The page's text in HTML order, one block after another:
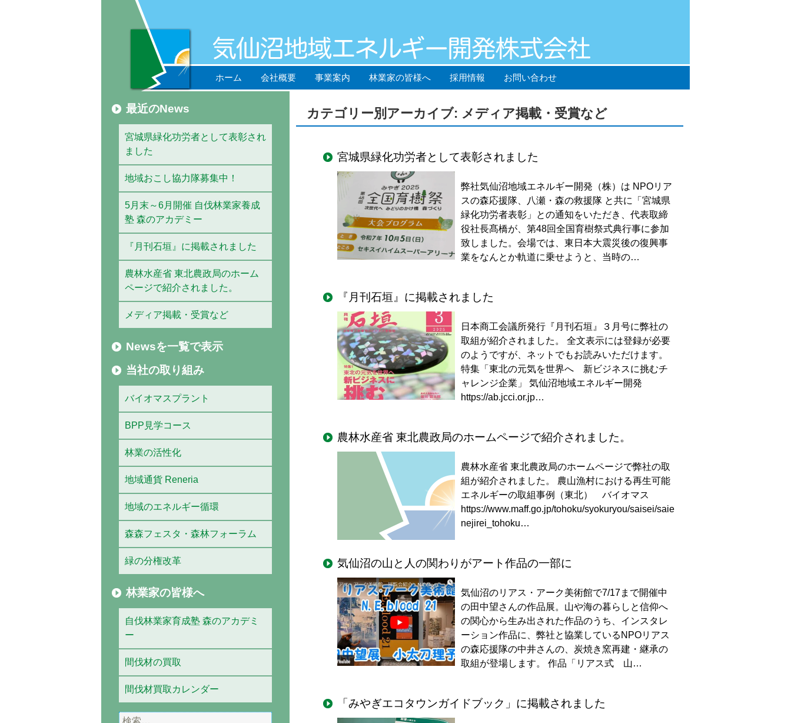
ホーム 会社概要 事業案内 林業家の皆様へ 採用情報 お問い合わせ
カテゴリー別アーカイブ: メディア掲載・受賞など
宮城県緑化功労者として表彰されました
弊社気仙沼地域エネルギー開発（株）は NPOリア
スの森応援隊、八瀬・森の救援隊 と共に「宮城県
緑化功労者表彰」との通知をいただき、代表取締
役社長髙橋が、第48回全国育樹祭式典行事に参加
致しました。会場では、東日本大震災後の復興事
業をなんとか軌道に乗せようと、当時の…
『月刊石垣』に掲載されました
日本商工会議所発行『月刊石垣』３月号に弊社の
取組が紹介されました。 全文表示には登録が必要
のようですが、ネットでもお読みいただけます。
特集「東北の元気を世界へ 新ビジネスに挑むチ
ャレンジ企業」 気仙沼地域エネルギー開発
https://ab.jcci.or.jp…
農林水産省 東北農政局のホームページで紹介されました。
農林水産省 東北農政局のホームページで弊社の取
組が紹介されました。 農山漁村における再生可能
エネルギーの取組事例（東北） バイオマス
https://www.maff.go.jp/tohoku/syokuryou/saisei/saie
nejirei_tohoku…
気仙沼の山と人の関わりがアート作品の一部に
気仙沼のリアス・アーク美術館で7/17まで開催中
の田中望さんの作品展。山や海の暮らしと信仰へ
の関心から生み出された作品のうち、インスタレ
ーション作品に、弊社と協業しているNPOリアス
の森応援隊の中井さんの、炭焼き窯再建・継承の
取組が登場します。 作品「リアス式 山…
「みやぎエコタウンガイドブック」に掲載されました
最近のNews
宮城県緑化功労者として表彰され
ました
地域おこし協力隊募集中！
5月末～6月開催 自伐林業家養成
塾 森のアカデミー
『月刊石垣』に掲載されました
農林水産省 東北農政局のホーム
ページで紹介されました。
メディア掲載・受賞など
Newsを一覧で表示
当社の取り組み
バイオマスプラント
BPP見学コース
林業の活性化
地域通貨 Reneria
地域のエネルギー循環
森森フェスタ・森林フォーラム
緑の分権改革
林業家の皆様へ
自伐林業家育成塾 森のアカデミ
ー
間伐材の買取
間伐材買取カレンダー